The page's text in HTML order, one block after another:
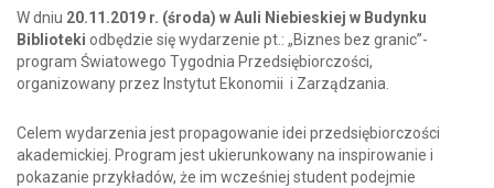
W dniu 20.11.2019 r. (środa) w Auli Niebieskiej w Budynku
Biblioteki odbędzie się wydarzenie pt.: „Biznes bez granic”-
program Światowego Tygodnia Przedsiębiorczości,
organizowany przez Instytut Ekonomii i Zarządzania.
Celem wydarzenia jest propagowanie idei przedsiębiorczości
akademickiej. Program jest ukierunkowany na inspirowanie i
pokazanie przykładów, że im wcześniej student podejmie